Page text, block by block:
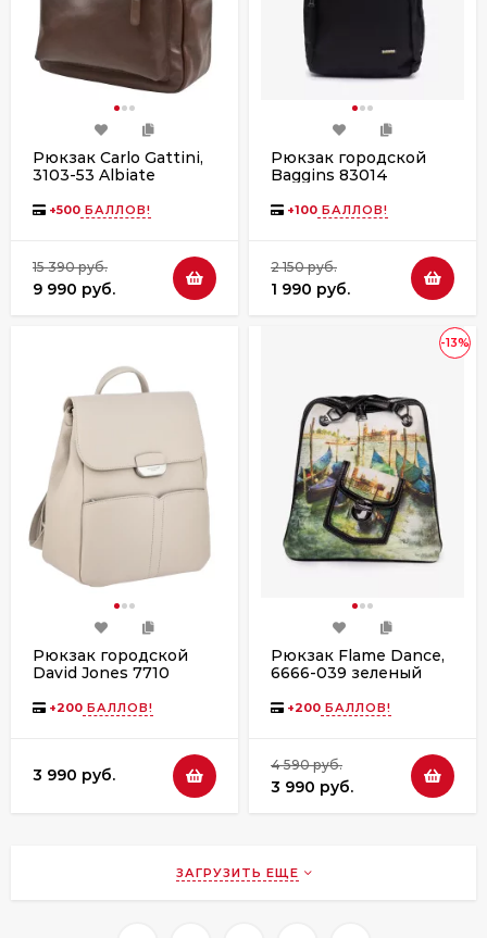
Рюкзак Carlo Gattini,
3103-53 Albiate
+500 БАЛЛОВ!
15 390 руб.
9 990 руб.
Рюкзак городской
Baggins 83014
+100 БАЛЛОВ!
2 150 руб.
1 990 руб.
Рюкзак городской
David Jones 7710
+200 БАЛЛОВ!
3 990 руб.
-13%
Рюкзак Flame Dance,
6666-039 зеленый
+200 БАЛЛОВ!
4 590 руб.
3 990 руб.
ЗАГРУЗИТЬ ЕЩЕ